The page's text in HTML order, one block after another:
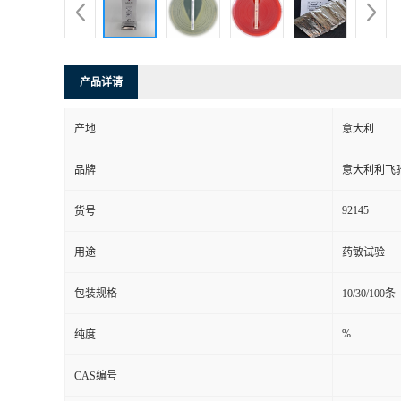
产品详请
产地 意大利
品牌 意大利利飞
货号 92145
用途 药敏试验
包装规格 10/30/100条
纯度 %
CAS编号